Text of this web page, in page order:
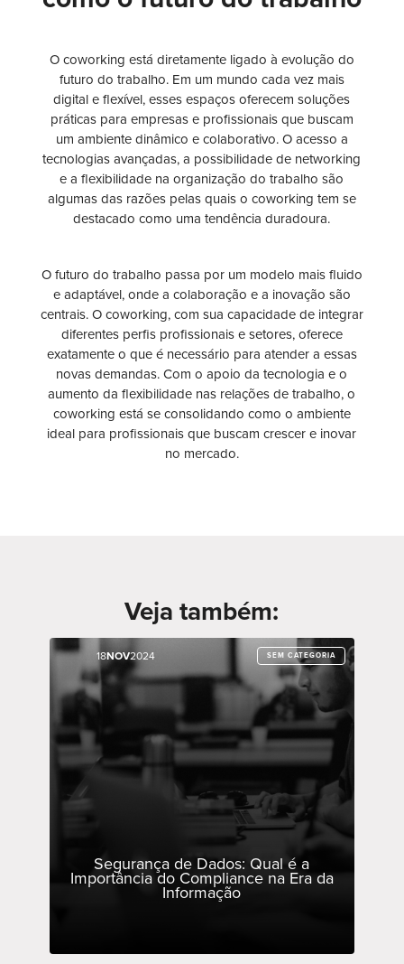
O coworking está diretamente ligado à evolução do
futuro do trabalho. Em um mundo cada vez mais
digital e flexível, esses espaços oferecem soluções
práticas para empresas e profissionais que buscam
um ambiente dinâmico e colaborativo. O acesso a
tecnologias avançadas, a possibilidade de networking
e a flexibilidade na organização do trabalho são
algumas das razões pelas quais o coworking tem se
destacado como uma tendência duradoura.
O futuro do trabalho passa por um modelo mais fluido
e adaptável, onde a colaboração e a inovação são
centrais. O coworking, com sua capacidade de integrar
diferentes perfis profissionais e setores, oferece
exatamente o que é necessário para atender a essas
novas demandas. Com o apoio da tecnologia e o
aumento da flexibilidade nas relações de trabalho, o
coworking está se consolidando como o ambiente
ideal para profissionais que buscam crescer e inovar
no mercado.
Veja também:
18NOV2024 SEM CATEGORIA
Segurança de Dados: Qual é a
Importância do Compliance na Era da
Informação
18NOV2024 SEM CATEGORIA